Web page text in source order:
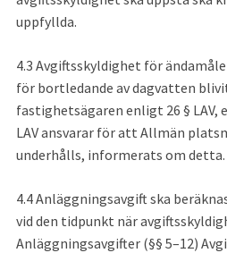
uppfyllda.
4.3 Avgiftsskyldighet för
för bortledande av dagvatten
fastighetsägaren enligt 26 § LAV,
LAV ansvarar för att Allmän
underhålls, informerats om detta.
4.4Anläggningsavgift ska
vid den tidpunkt när
Anläggningsavgifter (§§ 5–12)